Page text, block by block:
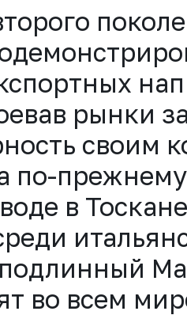
рынки
своим
по-
в
во всем